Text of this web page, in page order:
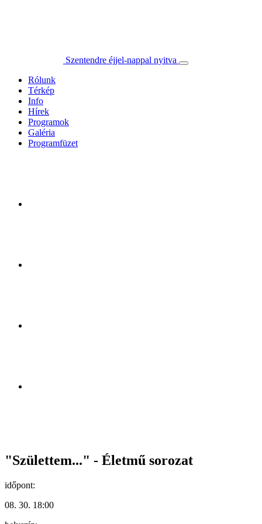
Szentendre éjjel-nappal nyitva
Rólunk
Térkép
Info
Hírek
Programok
Galéria
Programfüzet
"Születtem..." - Életmű sorozat
időpont:
08. 30. 18:00